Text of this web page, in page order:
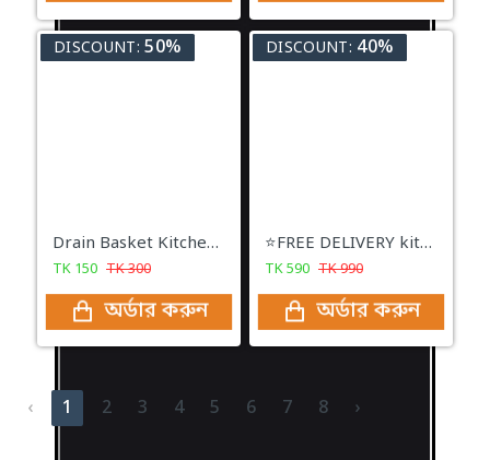
DISCOUNT: 50%
Drain Basket Kitchen Sink Drain
TK 150 TK300
অর্ডার করুন
DISCOUNT: 40%
⭐FREE DELIVERY kitchen cleaner spray Foam Cleaning Spray 500ml Easy Cleaning
TK590 TK990
অর্ডার করুন
‹ 1 2 3 4 5 6 7 8 ›